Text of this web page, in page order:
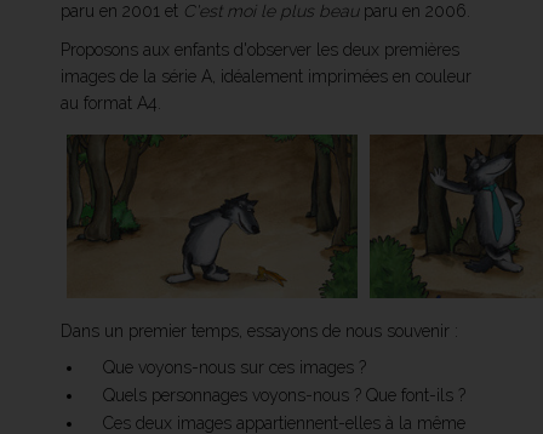
paru en 2001 et C'est moi le plus beauparu en 2006.
Proposons aux enfants d'observer les deux premières
images de la série A, idéalement imprimées en couleur
au format A4.
Dans un premier temps, essayons de nous souvenir :
Que voyons-nous sur ces images ?
Quels personnages voyons-nous ? Que font-ils ?
Ces deux images appartiennent-elles à la même